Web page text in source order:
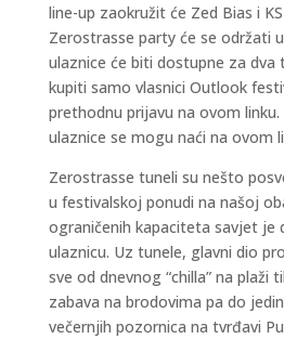
line-up zaokružit će Zed Bias i
Zerostrasse party će se održati
ulaznice će biti dostupne za dva
kupiti samo vlasnici Outlook
prethodnu prijavu na ovom
ulaznice se mogu naći na ovom
Zerostrasse tuneli su nešto
u festivalskoj ponudi na našoj
ograničenih kapaciteta savjet je
ulaznicu. Uz tunele, glavni dio
sve od dnevnog “chilla” na plaži
zabava na brodovima pa do
večernjih pozornica na tvrđavi